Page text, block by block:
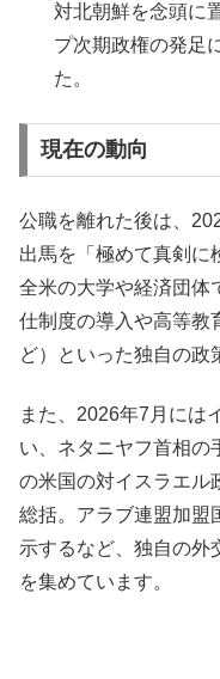
対北朝鮮を念頭に
プ次期政権の発足
た。
現在の動向
公職を離れた後は、
出馬を「極めて真剣に
全米の大学や経済団体
仕制度の導入や高等教
ど）といった独自の政
また、2026年7月には
い、ネタニヤフ首相の
の米国の対イスラエル
総括。アラブ連盟加盟
示するなど、独自の外
を集めています。